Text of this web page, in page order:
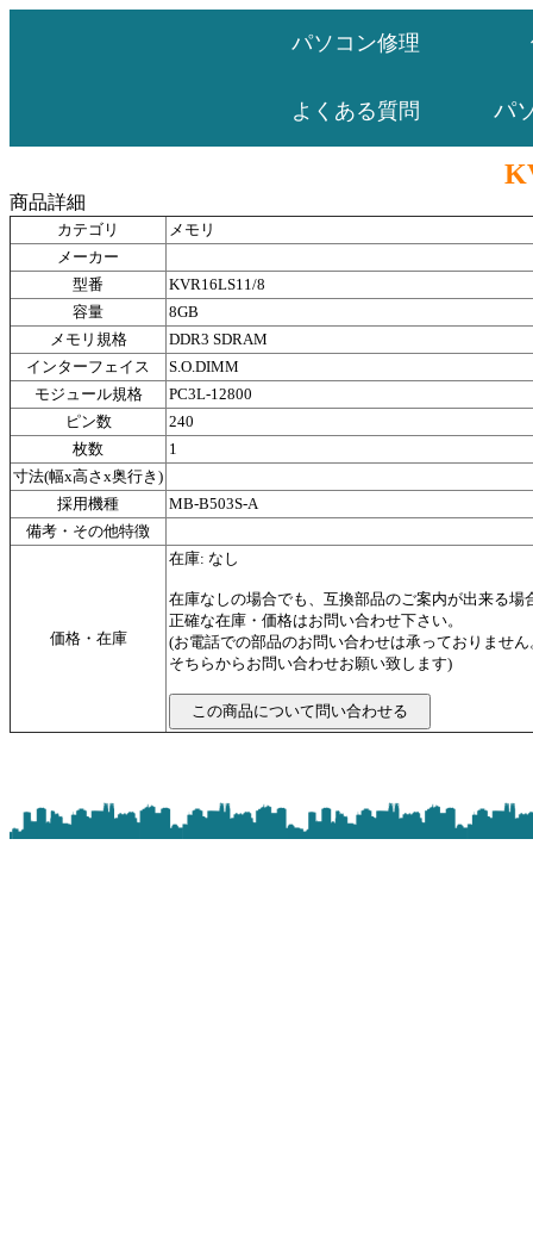
パソコン修理
よくある質問 パ
商品詳細
カテゴリ
メモリ
メーカー
型番
KVR16LS11/8
容量
8GB
メモリ規格
DDR3 SDRAM
インターフェイス
S.O.DIMM
モジュール規格
PC3L-12800
ピン数
240
枚数
1
寸法(幅x高さx奥行き)
採用機種
MB-B503S-A
備考・その他特徴
価格・在庫
在庫: なし
在庫なしの場合でも、互換部品のご案内が出来る場
正確な在庫・価格はお問い合わせ下さい。
(お電話での部品のお問い合わせは承っておりませ
そちらからお問い合わせお願い致します)